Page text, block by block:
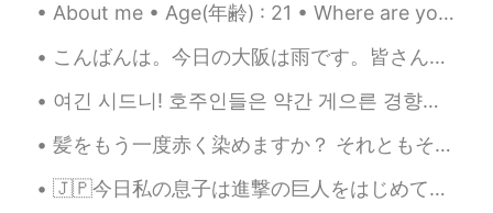
@deankimwhere?
deankim 2019.05.27 12:59
KR EN
Are you thir?
Hong 2019.05.27 12:34
About me • Age(年齢) : 21 • Where are you from?(出身) : Philippines • Height (背の高さ) : 167m / 5’6 •...
こんばんは。今日の大阪は雨です。皆さんは雨が好きですか？私は雨☔️の日が好きじゃないです。免疫力アップするために、フルーツお茶を作りました。マンゴー🥭、パイナップル🍍、ドラゴンフルーツと紅茶と一...
여긴 시드니! 호주인들은 약간 게으른 경향이 있어요 ㅎㅎ 그래서 얘기할때 최대한 짧게 말하는 방법이 있습니다: Australian = Aussie Australia = st...
髪をもう一度赤く染めますか？ それともそのままにしておく？ 🤔 Should I dye my hair red again? Or leave it like it is? (Or n...
🇯🇵今日私の息子は進撃の巨人をはじめて見られました。 彼に「どうして日本語で見ていますか。」と尋ねました。 日本語で言いましたから、彼が「何？」だけと言った。 🇺🇸Today my son w...